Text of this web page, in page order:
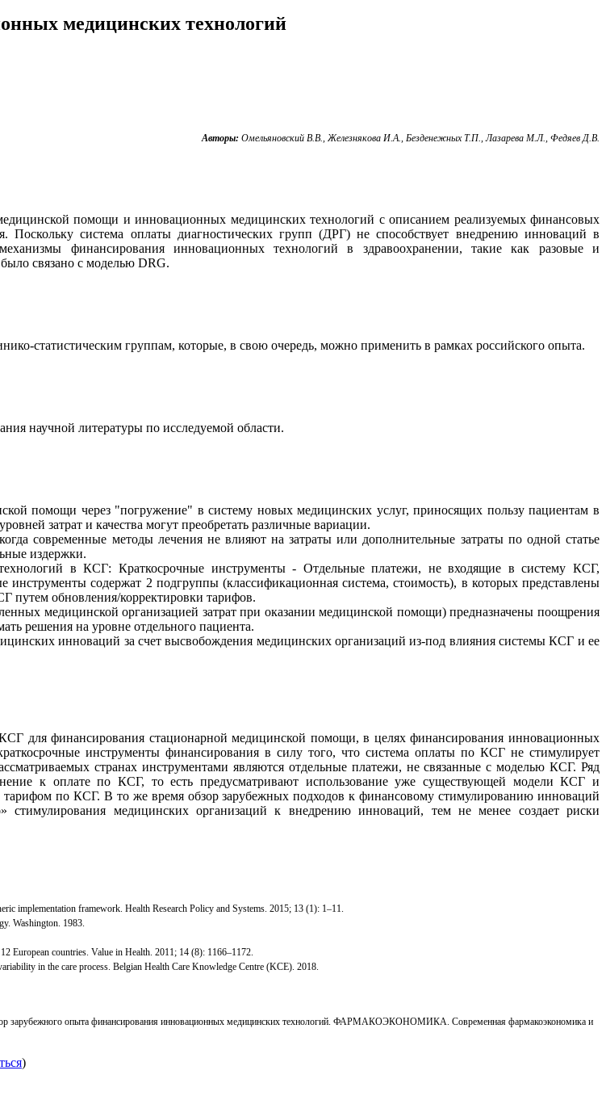
медицинских технологий
Авторы: Омельяновский В.В., Железнякова И.А., Безденежных Т.П., Лазарева М.Л., Федяев Д.В.
помощи и инновационных медицинских технологий с описанием реализуемых финансовых
Поскольку система оплаты диагностических групп (ДРГ) не способствует внедрению инноваций в
финансирования инновационных технологий в здравоохранении, такие как разовые и
связано с моделью DRG.
статистическим группам, которые, в свою очередь, можно применить в рамках российского опыта.
научной литературы по исследуемой области.
помощи через "погружение" в систему новых медицинских услуг, приносящих пользу пациентам в
затрат и качества могут преобретать различные вариации.
современные методы лечения не влияют на затраты или дополнительные затраты по одной статье
издержки.
в КСГ: Краткосрочные инструменты - Отдельные платежи, не входящие в систему КСГ,
содержат 2 подгруппы (классификационная система, стоимость), в которых представлены
обновления/корректировки тарифов.
медицинской организацией затрат при оказании медицинской помощи) предназначены поощрения
решения на уровне отдельного пациента.
инноваций за счет высвобождения медицинских организаций из-под влияния системы КСГ и ее
для финансирования стационарной медицинской помощи, в целях финансирования инновационных
инструменты финансирования в силу того, что система оплаты по КСГ не стимулирует
странах инструментами являются отдельные платежи, не связанные с моделью КСГ. Ряд
к оплате по КСГ, то есть предусматривают использование уже существующей модели КСГ и
по КСГ. В то же время обзор зарубежных подходов к финансовому стимулированию инноваций
стимулирования медицинских организаций к внедрению инноваций, тем не менее создает риски
implementation framework. Health Research Policy and Systems. 2015; 13 (1): 1–11.
Washington. 1983.
European countries. Value in Health. 2011; 14 (8): 1166–1172.
in the care process. Belgian Health Care Knowledge Centre (KCE). 2018.
опыта финансирования инновационных медицинских технологий. ФАРМАКОЭКОНОМИКА. Современная фармакоэкономика и
)